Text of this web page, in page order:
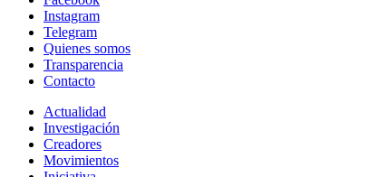
Instagram
Telegram
Quienes somos
Transparencia
Contacto
Actualidad
Investigación
Creadores
Movimientos